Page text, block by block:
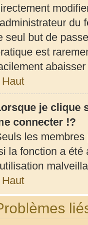
du
seul but de
est
Haut
je clique
connecter !?
les membres
la fonction a été
Haut